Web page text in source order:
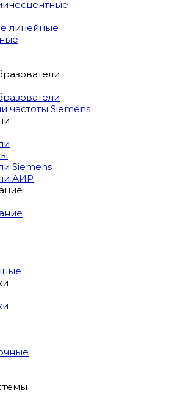
линейные
частоты Siemens
Siemens
АИР